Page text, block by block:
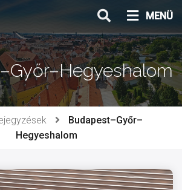
MENÜ
Budapest–Győr–
Hegyeshalom